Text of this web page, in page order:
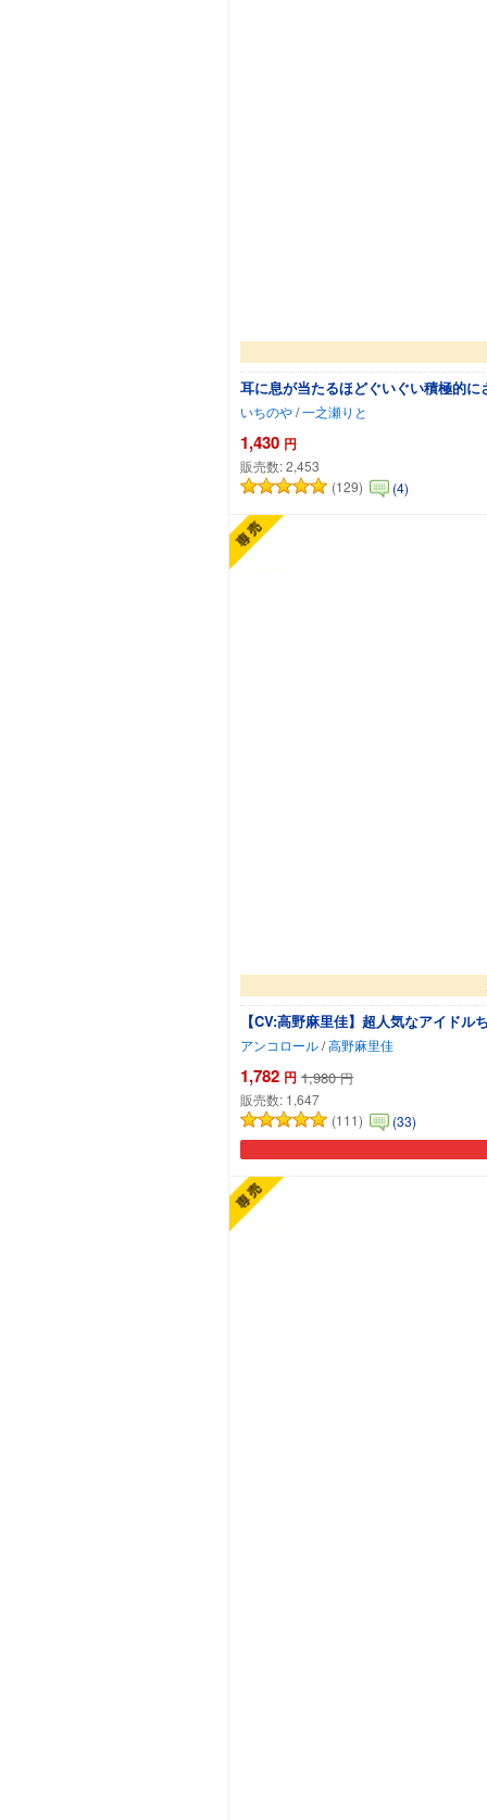
耳に息が当たるほどぐいぐい積極的
いちのや/一之瀬りと
1,430 円
販売数:2,453
(129)
(4)
【CV:高野麻里佳】超人気なアイド
アンコロール/高野麻里佳
1,782 円 1,980 円
販売数: 1,647
(111)
(33)